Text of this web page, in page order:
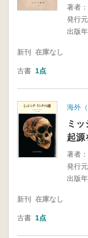
著者：
発行元
出版年
新刊 在庫なし
古書 1点
海外（
ミ
起
著者：
発行元
出版年
新刊 在庫なし
古書 1点